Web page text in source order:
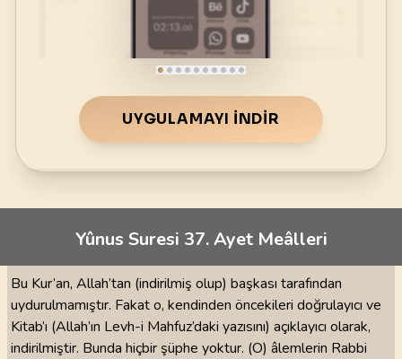
UYGULAMAYI İNDIR
Yûnus Suresi 37. Ayet Meâlleri
Bu Kur’an, Allah’tan (indirilmiş olup) başkası tarafından
uydurulmamıştır. Fakat o, kendinden öncekileri doğrulayıcı ve
Kitab’ı (Allah’ın Levh-i Mahfuz’daki yazısını) açıklayıcı olarak,
indirilmiştir. Bunda hiçbir şüphe yoktur. (O) âlemlerin Rabbi